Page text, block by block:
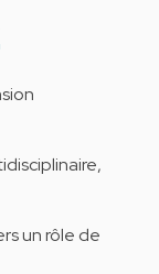
un rôle de